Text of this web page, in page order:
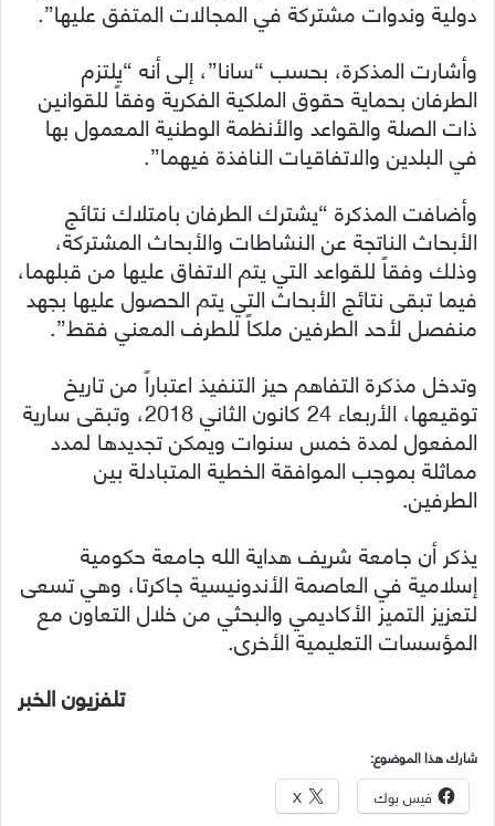
دولية وندوات مشتركة في المجالات المتفق عليها”.
وأشارت المذكرة، بحسب “سانا”، إلى أنه “يلتزم
الطرفان بحماية حقوق الملكية الفكرية وفقاً للقوانين
ذات الصلة والقواعد والأنظمة الوطنية المعمول بها
في البلدين والاتفاقيات النافذة فيهما”.
وأضافت المذكرة “يشترك الطرفان بامتلاك نتائج
الأبحاث الناتجة عن النشاطات والأبحاث المشتركة،
وذلك وفقاً للقواعد التي يتم الاتفاق عليها من قبلهما،
فيما تبقى نتائج الأبحاث التي يتم الحصول عليها بجهد
منفصل لأحد الطرفين ملكاً للطرف المعني فقط”.
وتدخل مذكرة التفاهم حيز التنفيذ اعتباراً من تاريخ
توقيعها، الأربعاء 24 كانون الثاني 2018، وتبقى سارية
المفعول لمدة خمس سنوات ويمكن تجديدها لمدد
مماثلة بموجب الموافقة الخطية المتبادلة بين
الطرفين.
يذكر أن جامعة شريف هداية الله جامعة حكومية
إسلامية في العاصمة الأندونيسية جاكرتا، وهي تسعى
لتعزيز التميز الأكاديمي والبحثي من خلال التعاون مع
المؤسسات التعليمية الأخرى.
تلفزيون الخبر
شارك هذا الموضوع:
فيس بوك X